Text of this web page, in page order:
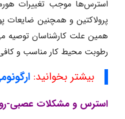
استرس‌ها موجب تغییرات
پرولاکتین و همچنین ضایعات
همین علت کارشناسان توصیه
رطوبت محیط کار مناسب و
بیشتر بخوانید:
استرس و مشکلات عصبی-